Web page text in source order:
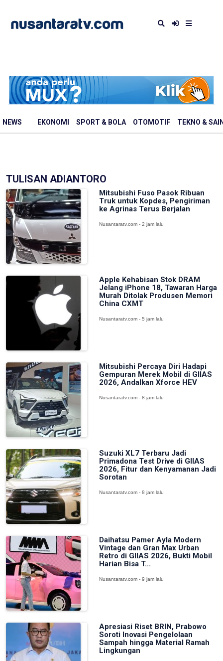
NEWS EKONOMI SPORT & BOLA OTOMOTIF TEKNO &
TULISAN ADIANTORO
Mitsubishi Fuso Pasok Ribuan
Truk untuk Kopdes, Pengiriman
ke Agrinas Terus Berjalan
Nusantaratv.com - 2 jam lalu
Apple Kehabisan Stok DRAM
Jelang iPhone 18, Tawaran Harga
Murah Ditolak Produsen Memori
China CXMT
Nusantaratv.com - 5 jam lalu
Mitsubishi Percaya Diri Hadapi
Gempuran Merek Mobil di GIIAS
2026, Andalkan Xforce HEV
Nusantaratv.com - 8 jam lalu
Suzuki XL7 Terbaru Jadi
Primadona Test Drive di GIIAS
2026, Fitur dan Kenyamanan Jadi
Sorotan
Nusantaratv.com - 8 jam lalu
Daihatsu Pamer Ayla Modern
Vintage dan Gran Max Urban
Retro di GIIAS 2026, Bukti Mobil
Harian Bisa T...
Nusantaratv.com - 9 jam lalu
Apresiasi Riset BRIN, Prabowo
Soroti Inovasi Pengelolaan
Sampah hingga Material Ramah
Lingkungan